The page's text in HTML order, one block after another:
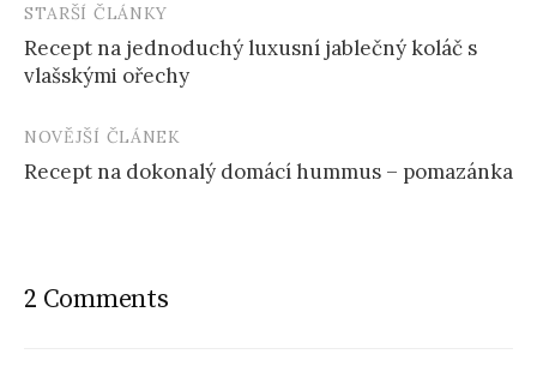
Post
navigation
STARŠÍ ČLÁNKY
Recept na jednoduchý luxusní jablečný koláč s
vlašskými ořechy
NOVĚJŠÍ ČLÁNEK
Recept na dokonalý domácí hummus – pomazánka
2 Comments